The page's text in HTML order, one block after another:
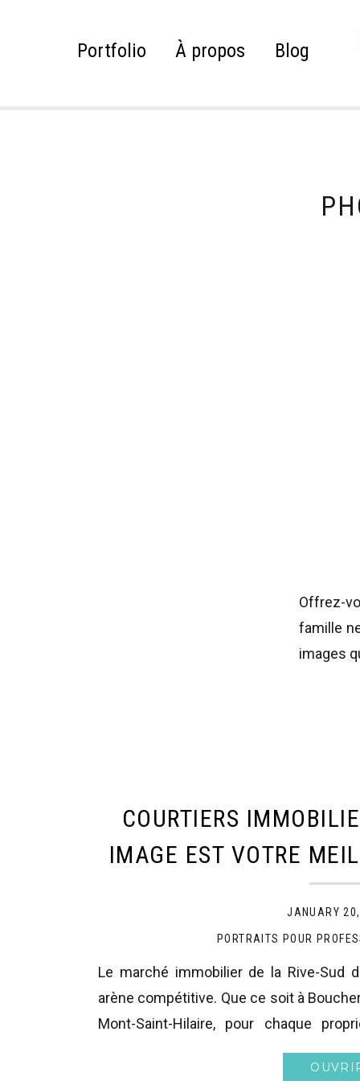
Portfolio Blog
À propos
Offrez-
famille
images
ou sur
Le marché immobilier de la Rive-Sud
arène compétitive. Que ce soit à
Mont-Saint-Hilaire, pour chaque
dizaines de courtiers espèrent
avez l’impression d’être “le secret le
PORTRAITS POUR
JANUARY
COURTIERS
IMAGE EST VOTRE
SUR LA RIVE-SUD DE